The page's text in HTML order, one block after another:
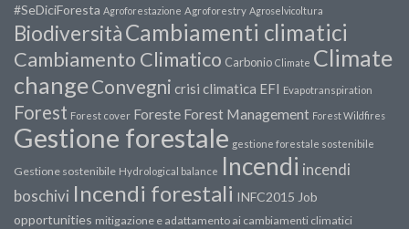
#SeDiciForesta Agroforestazione Agroforestry Agroselvicoltura
BiodiversitàCambiamenti climatici
Cambiamento Climatico Carbonio Climate Climate
changeConvegni crisi climatica EFI Evapotranspiration
Forest Forest cover Foreste Forest Management Forest Wildfires
Gestione forestale gestione forestale sostenibile
Gestione sostenibile Hydrological balance Incendi incendi
boschivi Incendi forestali INFC2015 Job
opportunities mitigazione e adattamento ai cambiamenti climatici